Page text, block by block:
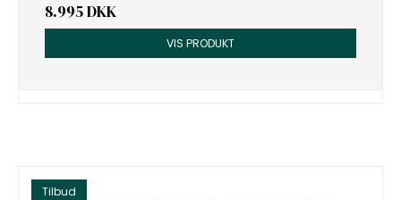
8.995 DKK
VIS PRODUKT
Tilbud